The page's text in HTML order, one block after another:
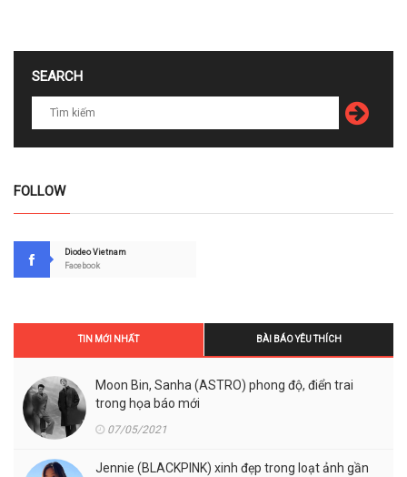
SEARCH
FOLLOW
Diodeo Vietnam
Facebook
TIN MỚI NHẤT BÀI BÁO YÊU THÍCH
Moon Bin, Sanha (ASTRO) phong độ, điển trai
trong họa báo mới
07/05/2021
Jennie (BLACKPINK) xinh đẹp trong loạt ảnh gần